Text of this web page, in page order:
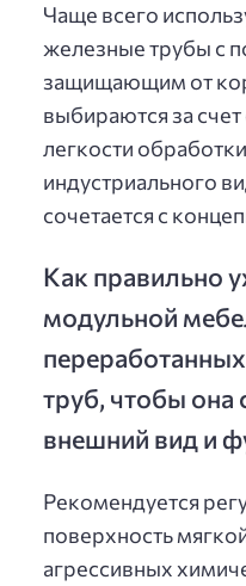
Чаще всего
железные трубы с
защищающим от
выбираются за
легкости
индустриального
сочетается с
Как правильно
модульной
труб, чтобы она
внешний вид и
Рекомендуется
поверхность
агрессивных